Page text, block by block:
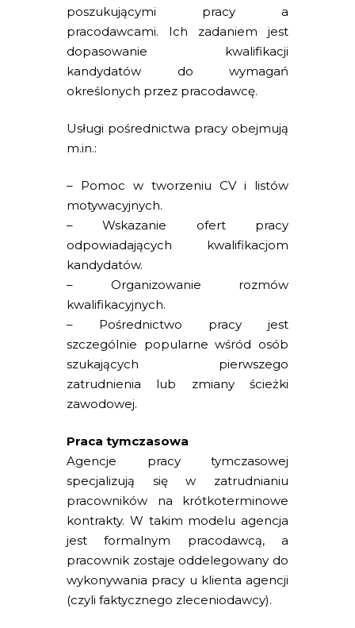
poszukującymi pracy a
pracodawcami. Ich zadaniem jest
dopasowanie kwalifikacji
kandydatów do wymagań
określonych przez pracodawcę.
Usługi pośrednictwa pracy obejmują
m.in.:
– Pomoc w tworzeniu CV i listów
motywacyjnych.
– Wskazanie ofert pracy
odpowiadających kwalifikacjom
kandydatów.
– Organizowanie rozmów
kwalifikacyjnych.
– Pośrednictwo pracy jest
szczególnie popularne wśród osób
szukających pierwszego
zatrudnienia lub zmiany ścieżki
zawodowej.
Praca tymczasowa
Agencje pracy tymczasowej
specjalizują się w zatrudnianiu
pracowników na krótkoterminowe
kontrakty. W takim modelu agencja
jest formalnym pracodawcą, a
pracownik zostaje oddelegowany do
wykonywania pracy u klienta agencji
(czyli faktycznego zleceniodawcy).